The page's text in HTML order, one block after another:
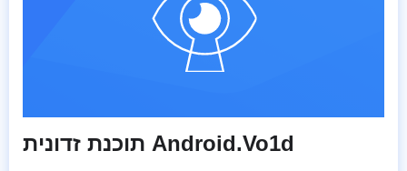
תוכנת זדונית Android.Vo1d